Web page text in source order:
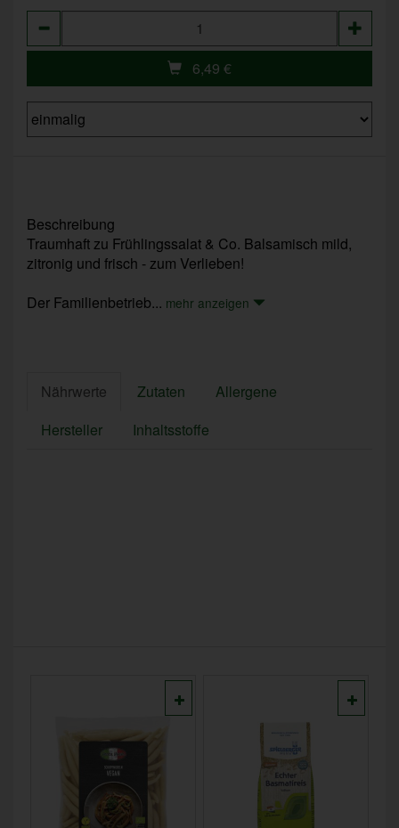
6,49 €
Beschreibung
Traumhaft zu Frühlingssalat & Co. Balsamisch mild,
zitronig und frisch - zum Verlieben!
Der Familienbetrieb... mehr anzeigen
Nährwerte Zutaten
Allergene
Hersteller
Inhaltsstoffe